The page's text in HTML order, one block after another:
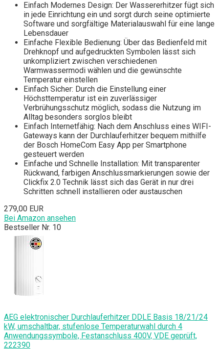
Einfach Modernes Design: Der Wassererhitzer fügt sich
in jede Einrichtung ein und sorgt durch seine optimierte
Software und sorgfältige Materialauswahl für eine lange
Lebensdauer
Einfache Flexible Bedienung: Über das Bedienfeld mit
Drehknopf und aufgedruckten Symbolen lässt sich
unkompliziert zwischen verschiedenen
Warmwassermodi wählen und die gewünschte
Temperatur einstellen
Einfach Sicher: Durch die Einstellung einer
Höchsttemperatur ist ein zuverlässiger
Verbrühungsschutz möglich, sodass die Nutzung im
Alltag besonders sorglos bleibt
Einfach Internetfähig: Nach dem Anschluss eines WIFI-
Gateways kann der Durchlauferhitzer bequem mithilfe
der Bosch HomeCom Easy App per Smartphone
gesteuert werden
Einfache und Schnelle Installation: Mit transparenter
Rückwand, farbigen Anschlussmarkierungen sowie der
Clickfix 2.0 Technik lässt sich das Gerät in nur drei
Schritten schnell installieren oder austauschen
279,00 EUR
Bei Amazon ansehen
Bestseller Nr. 10
AEG elektronischer Durchlauferhitzer DDLE Basis 18/21/24
kW, umschaltbar, stufenlose Temperaturwahl durch 4
Anwendungssymbole, Festanschluss 400V, VDE geprüft,
222390